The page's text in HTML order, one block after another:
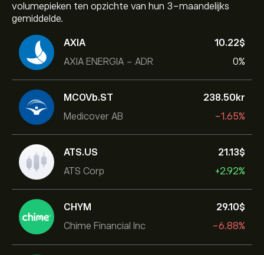
volumepieken ten opzichte van hun 3-maandelijks
gemiddelde.
AXIA
AXIA ENERGIA - ADR
10.22‎$‎
0%
MCOVb.ST
Medicover AB
238.50‎kr‎
-1.65%
ATS.US
ATS Corp
21.13‎$‎
+2.92%
CHYM
Chime Financial Inc
29.10‎$‎
-6.88%